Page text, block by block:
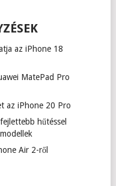
az iPhone 18
MatePad Pro
az iPhone 20 Pro
hűtéssel
Air 2-ről